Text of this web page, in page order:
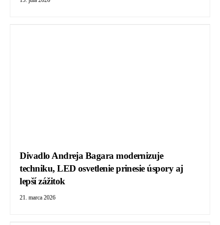
Divadlo Andreja Bagara modernizuje
techniku, LED osvetlenie prinesie úspory aj
lepší zážitok
21. marca 2026